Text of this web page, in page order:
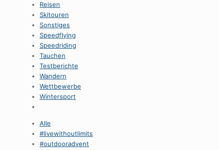
Reisen
Skitouren
Sonstiges
Speedflying
Speedriding
Tauchen
Testberichte
Wandern
Wettbewerbe
Wintersport
Alle
#livewithoutlimits
#outdooradvent